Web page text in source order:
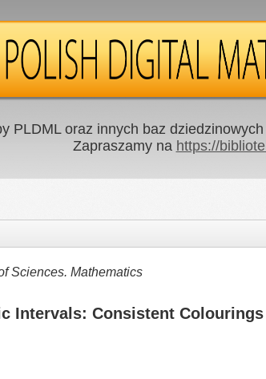
PLDML oraz innych baz
Zapraszamy na https://
Sciences. Mathematics
Intervals: Consistent Colourings